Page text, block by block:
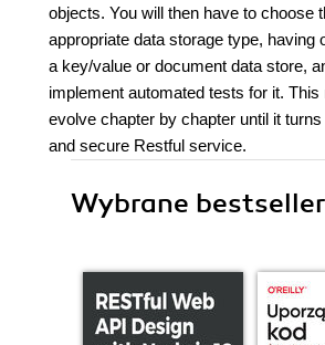
objects. You will then have to choose
appropriate data storage type, having
a key/value or document data store,
implement automated tests for it. This
evolve chapter by chapter until it
and secure Restful service.
Wybrane